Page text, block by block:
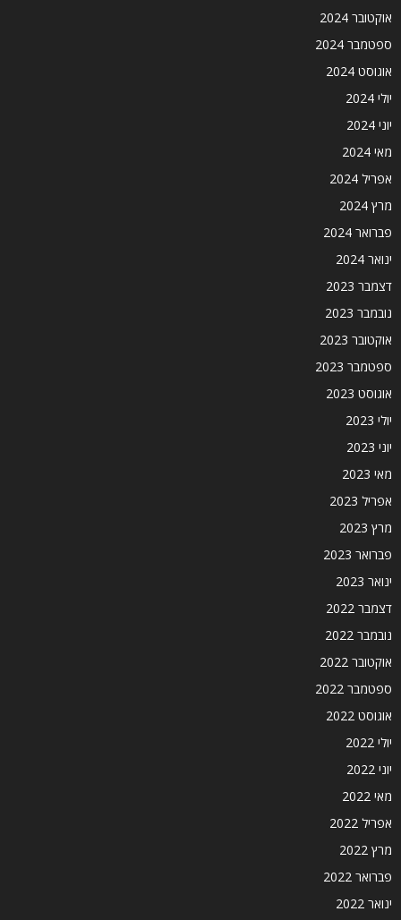
אוקטובר 2024
ספטמבר 2024
אוגוסט 2024
יולי 2024
יוני 2024
מאי 2024
אפריל 2024
מרץ 2024
פברואר 2024
ינואר 2024
דצמבר 2023
נובמבר 2023
אוקטובר 2023
ספטמבר 2023
אוגוסט 2023
יולי 2023
יוני 2023
מאי 2023
אפריל 2023
מרץ 2023
פברואר 2023
ינואר 2023
דצמבר 2022
נובמבר 2022
אוקטובר 2022
ספטמבר 2022
אוגוסט 2022
יולי 2022
יוני 2022
מאי 2022
אפריל 2022
מרץ 2022
פברואר 2022
ינואר 2022